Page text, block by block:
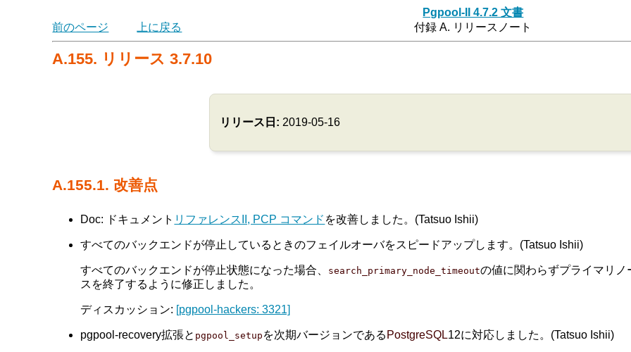
Pgpool-II 4.7.2 文書
前のページ
上に戻る 付録 A. リリースノート
A.155. リリース 3.7.10
リリース日: 2019-05-16
A.155.1. 改善点
Doc: ドキュメント リファレンスII, PCP コマンド を改善しました。(Tatsuo Ishii)
すべてのバックエンドが停止しているときのフェイルオーバをスピードアップします。(Tatsuo Ishii)
すべてのバックエンドが停止状態になった場合、 search_primary_node_timeoutの値に関わらずプライマリ
スを終了するように修正しました。
ディスカッション: [pgpool-hackers: 3321]
pgpool-recovery拡張と pgpool_setup を次期バージョンである PostgreSQL12に対応しました。(Tatsuo Ishii)